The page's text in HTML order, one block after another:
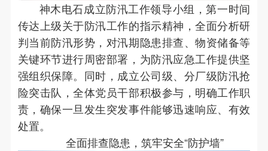
神木电石成立防汛工作领导小组，第一时间
传达上级关于防汛工作的指示精神，全面分析研
判当前防汛形势，对汛期隐患排查、物资储备等
关键环节进行周密部署，为防汛应急工作提供坚
强组织保障。同时，成立公司级、分厂级防汛抢
险突击队，全体党员干部积极参与，明确工作职
责，确保一旦发生突发事件能够迅速响应、有效
处置。
全面排查隐患，筑牢安全“防护墙”